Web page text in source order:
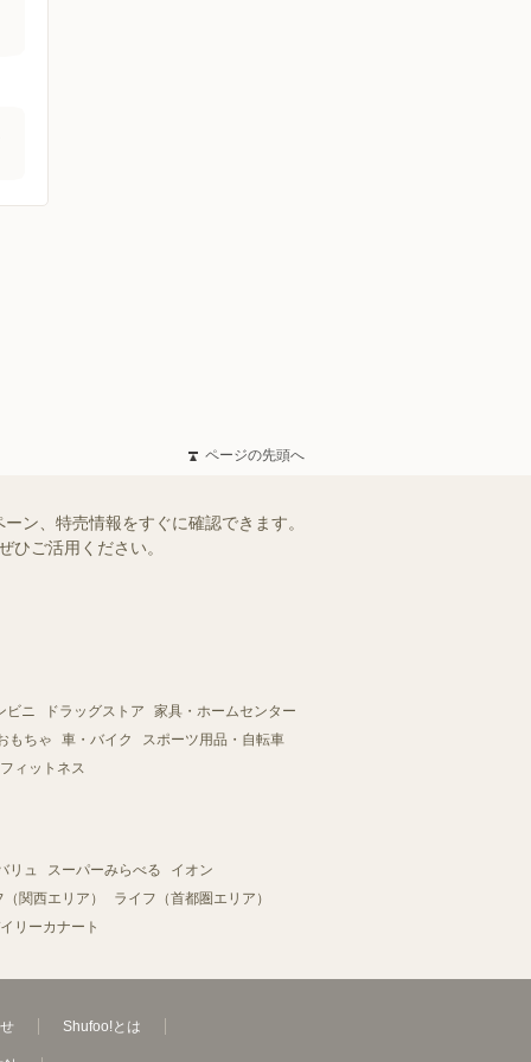
ページの先頭へ
ン、特売情報をすぐに確認できます。
ご活用ください。
ビニ ドラッグストア
家具・ホームセンター
もちゃ 車・バイク
スポーツ用品・自転車
ィットネス
リュ スーパーみらべる
イオン
関西エリア）
ライフ（首都圏エリア）
リーカナート
Shufoo!とは